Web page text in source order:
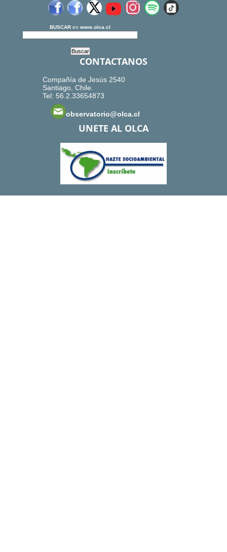
BUSCAR en www.olca.cl
CONTACTANOS
Compañía de Jesús 2540
Santiago, Chile.
Tel: 56.2.33654873
observatorio@olca.cl
UNETE AL OLCA